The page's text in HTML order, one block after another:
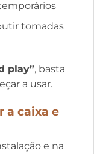
tomadas
play”, basta
a usar.
a caixa e
e na